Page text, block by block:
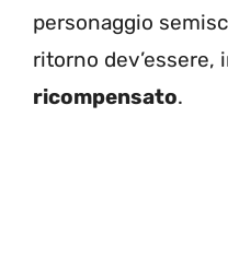
personaggio
ritorno dev’essere,
ricompensato.